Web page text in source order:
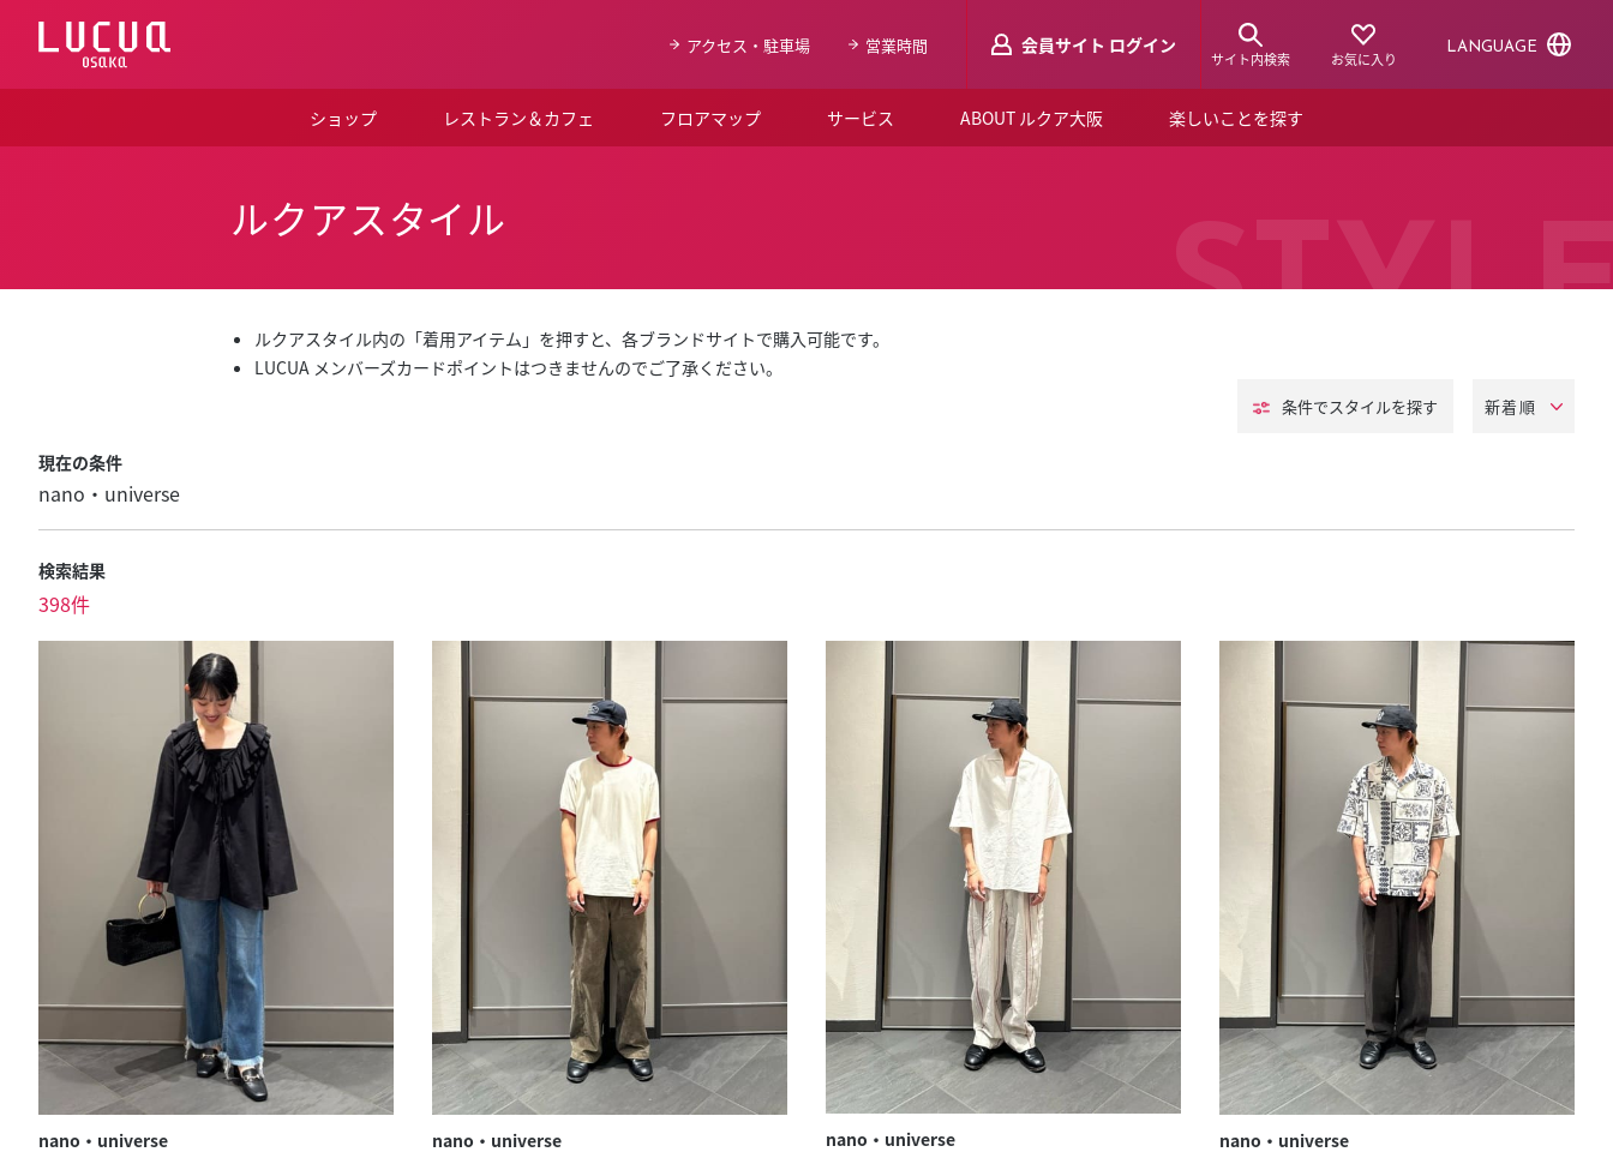
ス
アクセス・駐車場 営業時間 会員サイト ログイン
サイト内検索 お気に入り
LANGUAGE
ショップ レストラン＆カフェ フロアマップ サービス ABOUT ルクア大阪 楽しいことを探す
ショップニュース
ルクアスタイル
ルクアスタイル
ルクアスタイル内の「着用アイテム」を押すと、各ブランドサイトで購入可能です。
LUCUA メンバーズカードポイントはつきませんのでご了承ください。
現在の条件
nano・universe
検索結果
398件
条件でスタイルを探す
nano・universe nano・universe nano・universe nano・universe